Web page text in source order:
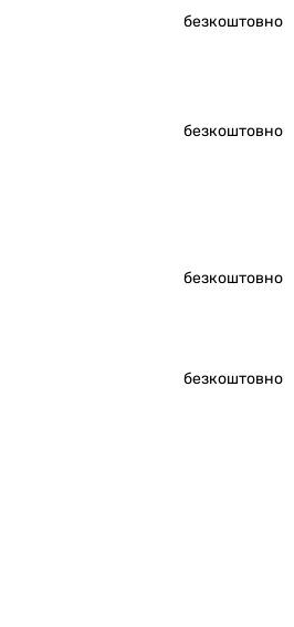
безкоштовно
безкоштовно
безкоштовно
безкоштовно